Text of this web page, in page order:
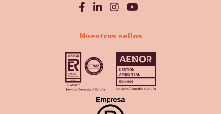
Nuestros sellos